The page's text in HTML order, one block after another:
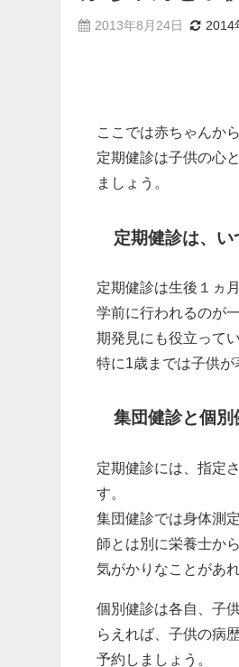
2013年8月24日 2014
ここでは赤ちゃんか
定期健診は子供の心
ましょう。
定期健診は、い
定期健診は生後１ヵ
学前に行われるのが
期発見にも役立ってい
特に1歳までは子供が
集団健診と個別
定期健診には、指定
す。
集団健診では身体測
師とは別に栄養士か
気がかりなことがあ
個別健診は各自、子
らえれば、子供の病
予約しましょう。